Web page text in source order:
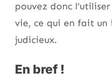
pouvez donc
vie, ce qui en fait un
judicieux.
En bref !